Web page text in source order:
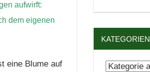
aufwirft:
dem eigenen
eine Blume auf
KATEGORIEN
Kategorien